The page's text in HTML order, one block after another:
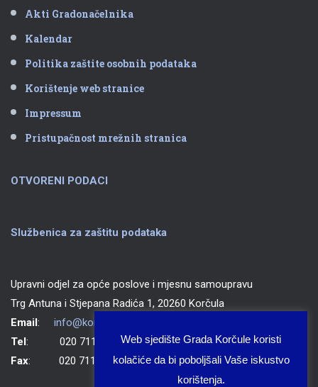
Akti Gradonačelnika
Kalendar
Politika zaštite osobnih podataka
Korištenje web stranice
Impressum
Pristupačnost mrežnih stranica
OTVORENI PODACI
Službenica za zaštitu podataka
Upravni odjel za opće poslove i mjesnu samoupravu
Trg Antuna i Stjepana Radića 1, 20260 Korčula
Email: info@korcula.hr
Tel: 020 711 150
Fax: 020 711 702
Web sjedište Grada Korčule koristi
kolačiće da bi poboljšali Vaše iskustvo
korištenja.